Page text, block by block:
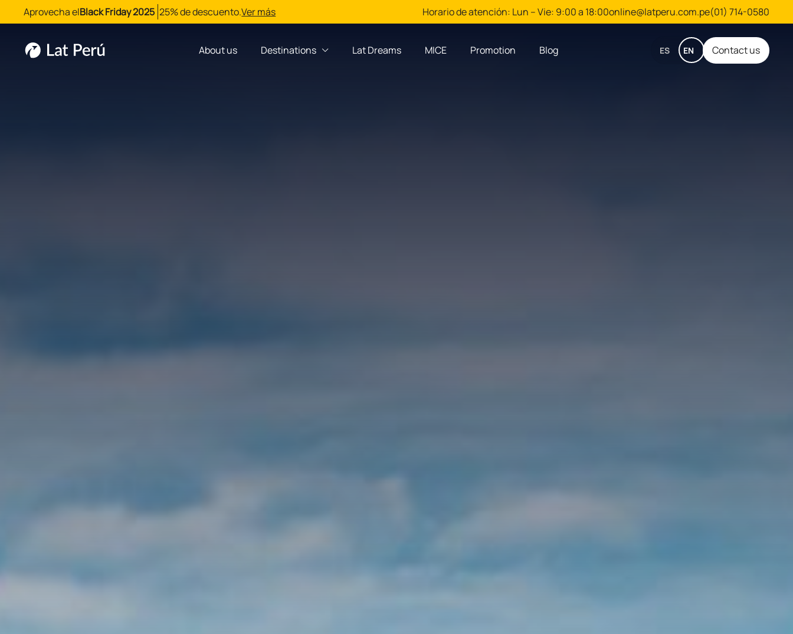
Aprovecha elBlack Friday 2025 25% de descuento.Ver más Horario de atención: Lun – Vie: 9:00 a 18:00online@latperu.com.pe(01) 714-0580
About us Destinations Lat Dreams MICE Promotion Blog ES EN Contact us